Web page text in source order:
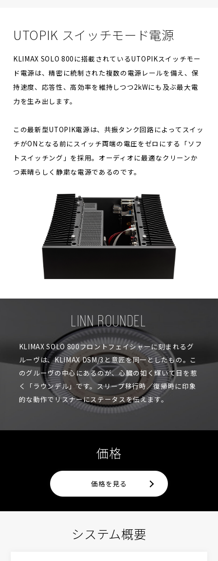
UTOPIK スイッチモード電源
KLIMAX SOLO 800に搭載されているUTOPIKスイッチモー
ド電源は、精密に統制された複数の電源レールを備え、保
持速度、応答性、高効率を維持しつつ2kWにも及ぶ最大電
力を生み出します。
この最新型UTOPIK電源は、共振タンク回路によってスイッ
チがONとなる前にスイッチ両端の電圧をゼロにする「ソフ
トスイッチング」を採用。オーディオに最適なクリーンか
つ素晴らしく静粛な電源であるのです。
LINN ROUNDEL
KLIMAX SOLO 800フロントフェイシャーに刻まれるグ
ルーヴは、KLIMAX DSM/3と意匠を同一としたもの。こ
のグルーヴの中心にあるのが、心臓の如く輝いて目を惹
く「ラウンデル」です。スリープ移行時／復帰時に印象
的な動作でリスナーにステータスを伝えます。
価格
価格を見る
システム概要